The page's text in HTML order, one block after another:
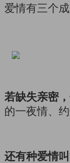
爱情有三个
若缺失亲密
的一夜情、
还有种爱情